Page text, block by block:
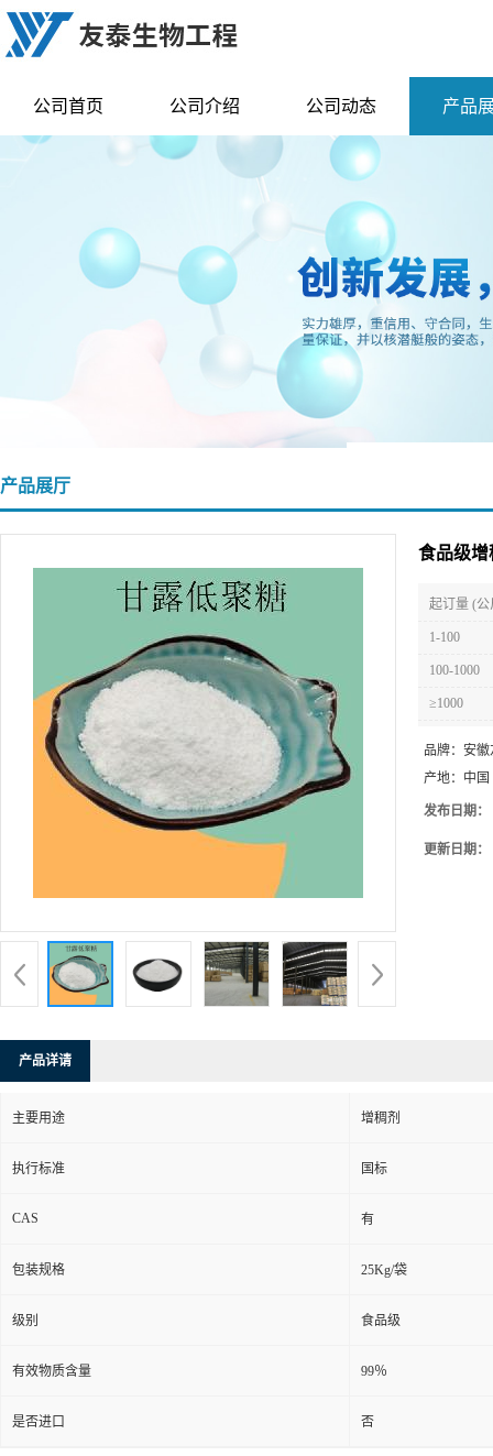
公司首页 公司介绍 公司动态 产品
产品展厅
食品级增
起订量 (公
1-100
100-1000
≥1000
品牌： 安徽
产地： 中国
发布日期：
更新日期：
产品详请
主要用途 增稠剂
执行标准 国标
CAS 有
包装规格 25Kg/袋
级别 食品级
有效物质含量 99％
是否进口 否